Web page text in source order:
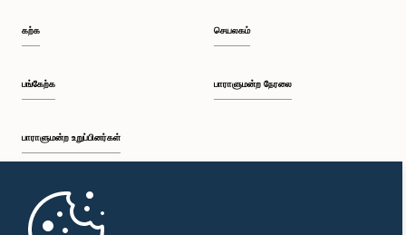
கற்க
பங்கேற்க
பாராளுமன்ற உறுப்பினர்கள்
முதற்பக்கம்
செயலகம்
பாராளுமன்ற நேரலை